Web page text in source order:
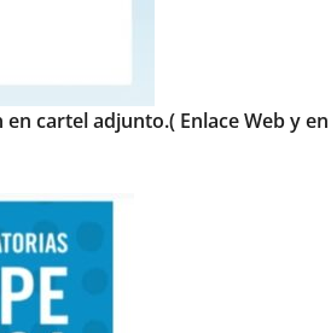
cartel adjunto.( Enlace Web y